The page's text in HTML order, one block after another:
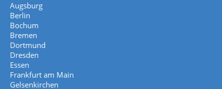
Augsburg
Berlin
Bochum
Bremen
Dortmund
Dresden
Essen
Frankfurt am Main
Gelsenkirchen